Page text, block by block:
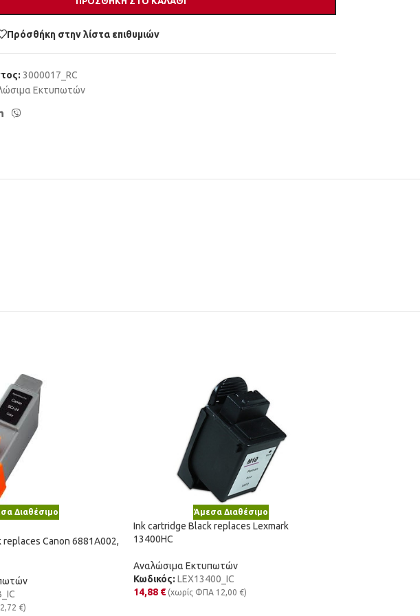
Πρόσθήκη στην λίστα επιθυμιών
3000017_RC
Εκτυπωτών
Διαθέσιμο
Canon 6881A002,
2,72 €)
Άμεσα Διαθέσιμο
Ink cartridge Black replaces Lexmark
13400HC
Αναλώσιμα Εκτυπωτών
Κωδικός: LEX13400_IC
14,88 € (χωρίς ΦΠΑ 12,00 €)